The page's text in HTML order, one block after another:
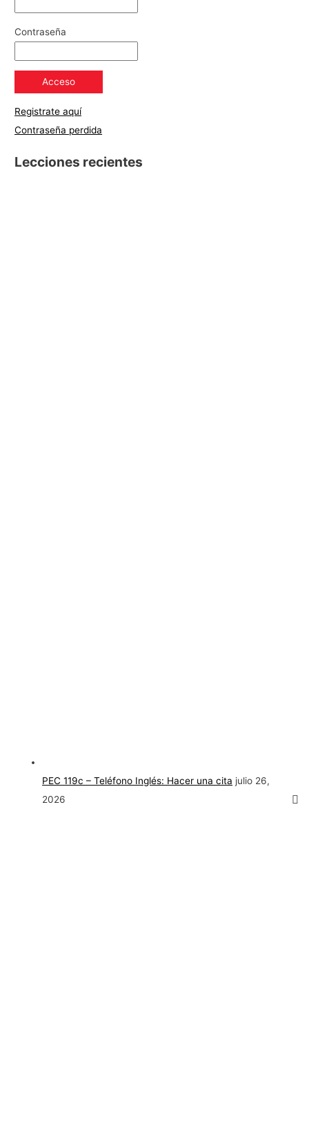
Contraseña
Registrate aquí
Contraseña perdida
Lecciones recientes
PEC 119c – Teléfono Inglés: Hacer una cita julio 26,
2026